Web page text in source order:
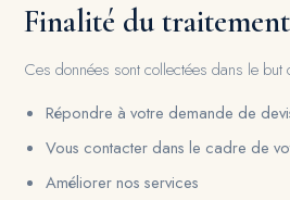
Finalité du traitement
Ces données sont collectées dans le but
Répondre à votre demande de
Vous contacter dans le cadre de
Améliorer nos services